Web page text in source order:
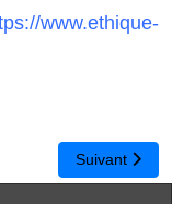
www.ethique-
qui protège vos
Article
Suivant